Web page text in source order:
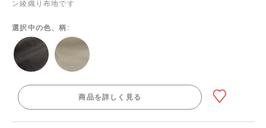
ン綾織り布地です
選択中の色、柄:
商品を詳しく見る